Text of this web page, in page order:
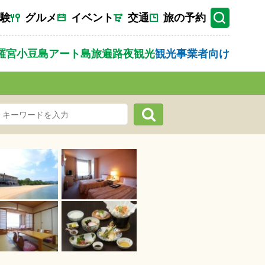
グルメ イベント 交通 旅の予約
宮小豆島アート島旅遍路夜観光観光事業者向け